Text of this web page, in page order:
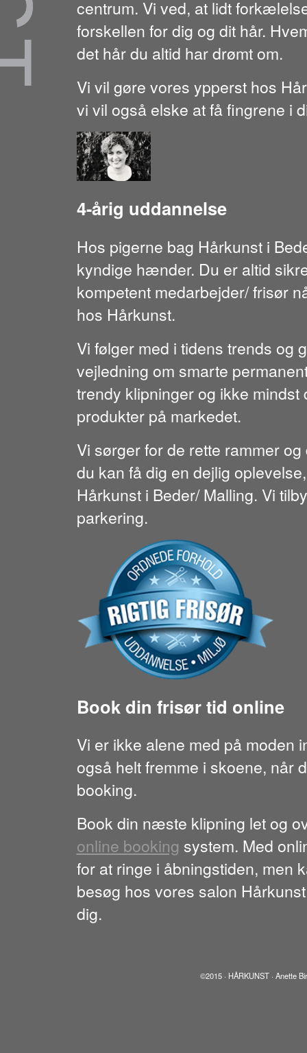
centrum. Vi ved, at lidt
forskellen for dig og dit hår.
det hår du altid har drømt om.
Vi vil gøre vores ypperst hos
vi vil også elske at få fingrene i
4-årig uddannelse
Hos pigerne bag Hårkunst i
kyndige hænder. Du er altid
kompetent medarbejder/ frisør
hos Hårkunst.
Vi følger med i tidens trends og
vejledning om smarte
trendy klipninger og ikke mindst
produkter på markedet.
Vi sørger for de rette rammer
du kan få dig en dejlig
Hårkunst i Beder/ Malling. Vi
parkering.
Book din frisør tid online
Vi er ikke alene med på moden
også helt fremme i skoene, når
booking.
Book din næste klipning let og
online booking system. Med
for at ringe i åbningstiden, men
besøg hos vores salon
dig.
©2015 · HÅRKUNST · Anette